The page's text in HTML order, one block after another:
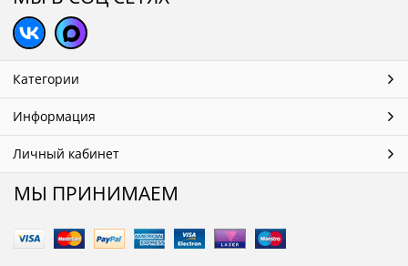
Категории
Информация
Личный кабинет
МЫ ПРИНИМАЕМ